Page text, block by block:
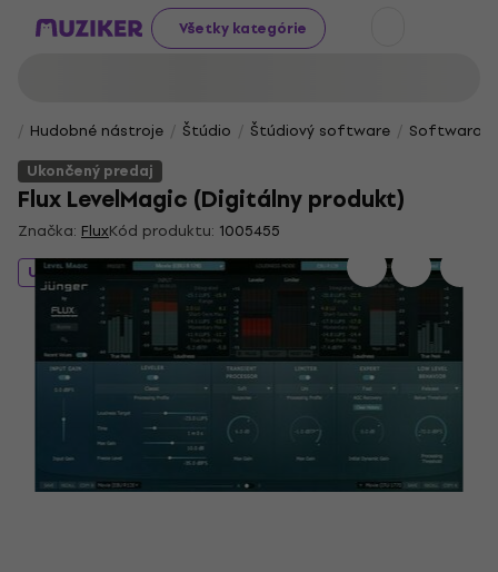
Všetky kategórie
Hudobné nástroje Štúdio Štúdiový software
Ukončený predaj
Flux LevelMagic (Digitálny produkt)
Značka: FluxKód produktu: 1005455
Ukončený predaj